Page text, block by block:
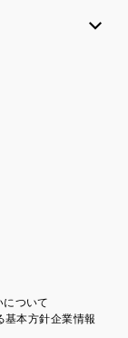
ついて
基本方針企業情報